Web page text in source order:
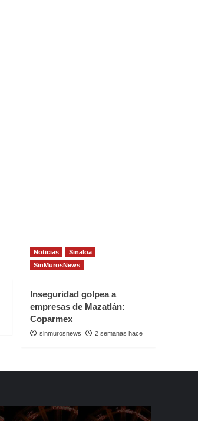
Noticias
Sinaloa
SinMurosNews
Inseguridad golpea a
empresas de Mazatlán:
Coparmex
sinmurosnews 2 semanas hace